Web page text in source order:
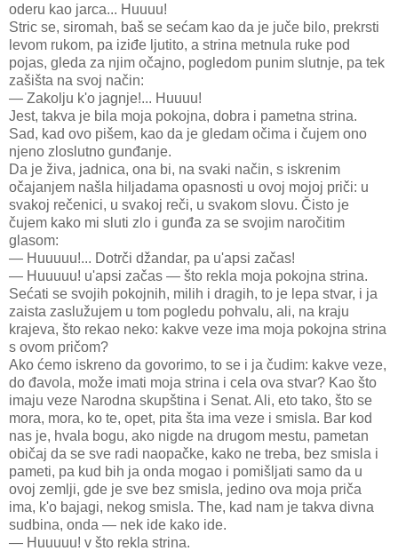
oderu kao jarca... Huuuu!
Stric se, siromah, baš se sećam kao da je juče bilo, prekrsti
levom rukom, pa iziđe ljutito, a strina metnula ruke pod
pojas, gleda za njim očajno, pogledom punim slutnje, pa tek
zašišta na svoj način:
— Zakolju k'o jagnje!... Huuuu!
Jest, takva je bila moja pokojna, dobra i pametna strina.
Sad, kad ovo pišem, kao da je gledam očima i čujem ono
njeno zloslutno gunđanje.
Da je živa, jadnica, ona bi, na svaki način, s iskrenim
očajanjem našla hiljadama opasnosti u ovoj mojoj priči: u
svakoj rečenici, u svakoj reči, u svakom slovu. Čisto je
čujem kako mi sluti zlo i gunđa za se svojim naročitim
glasom:
— Huuuuu!... Dotrči džandar, pa u'apsi začas!
— Huuuuu! u'apsi začas — što rekla moja pokojna strina.
Sećati se svojih pokojnih, milih i dragih, to je lepa stvar, i ja
zaista zaslužujem u tom pogledu pohvalu, ali, na kraju
krajeva, što rekao neko: kakve veze ima moja pokojna strina
s ovom pričom?
Ako ćemo iskreno da govorimo, to se i ja čudim: kakve veze,
do đavola, može imati moja strina i cela ova stvar? Kao što
imaju veze Narodna skupština i Senat. Ali, eto tako, što se
mora, mora, ko te, opet, pita šta ima veze i smisla. Bar kod
nas je, hvala bogu, ako nigde na drugom mestu, pametan
običaj da se sve radi naopačke, kako ne treba, bez smisla i
pameti, pa kud bih ja onda mogao i pomišljati samo da u
ovoj zemlji, gde je sve bez smisla, jedino ova moja priča
ima, k'o bajagi, nekog smisla. The, kad nam je takva divna
sudbina, onda — nek ide kako ide.
— Huuuuu! v što rekla strina.